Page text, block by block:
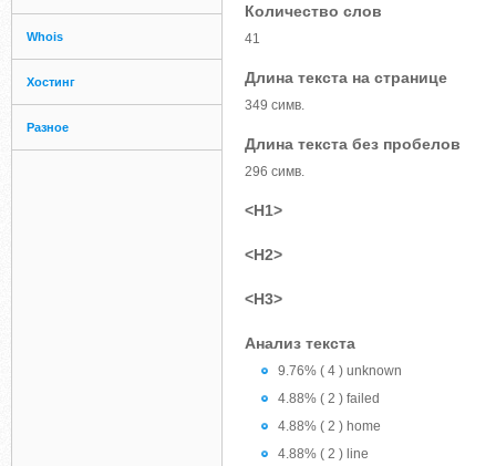
Whois
Хостинг
Разное
Количество слов
41
Длина текста на странице
349 симв.
Длина текста без пробелов
296 симв.
<H1>
<H2>
<H3>
Анализ текста
9.76% ( 4 ) unknown
4.88% ( 2 ) failed
4.88% ( 2 ) home
4.88% ( 2 ) line